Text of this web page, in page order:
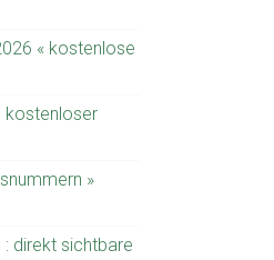
« kostenlose
kostenloser
»
direkt sichtbare